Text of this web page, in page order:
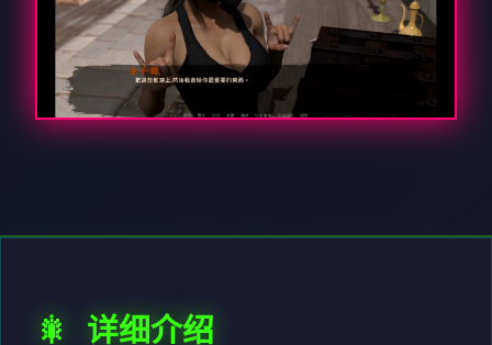
🎇 详细介绍